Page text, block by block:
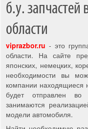
б.у. запчастей
области
viprazbor.ru - это
области. На сайте
японских, немецких,
необходимости вы
компании находящиеся
будет отправлен во
занимаются
модели автомобиля.